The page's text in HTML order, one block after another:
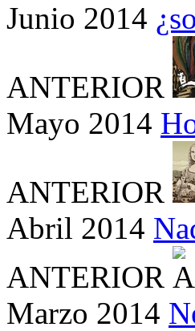
Junio 2014
ANTERIOR
Mayo 2014
ANTERIOR
Abril 2014
ANTERIOR
Marzo 2014